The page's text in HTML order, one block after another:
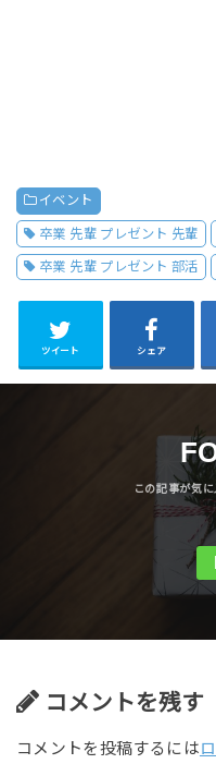
イベント
卒業 先輩 プレゼント 先輩
卒業 先輩 プレゼント 部活
ツイート シェア
コメントを残す
コメントを投稿するには